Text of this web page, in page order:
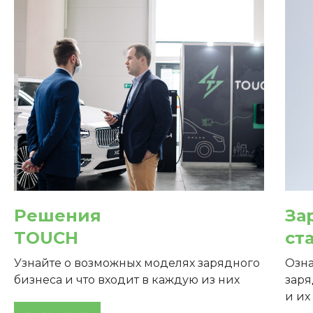
зарядные станции и их
подключение к системе
выбранного провайдера
Настройка и
тестирование станции на
объекте после её
установки
Настройка связи и VPN
канала между
Решения
TOUCH
Узнайте о возможных моделях зарядного
бизнеса и что входит в каждую из них
и их